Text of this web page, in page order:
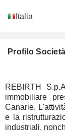
Italia
Profilo Società
REBIRTH
immobiliare
Canarie.
e la
industriali,